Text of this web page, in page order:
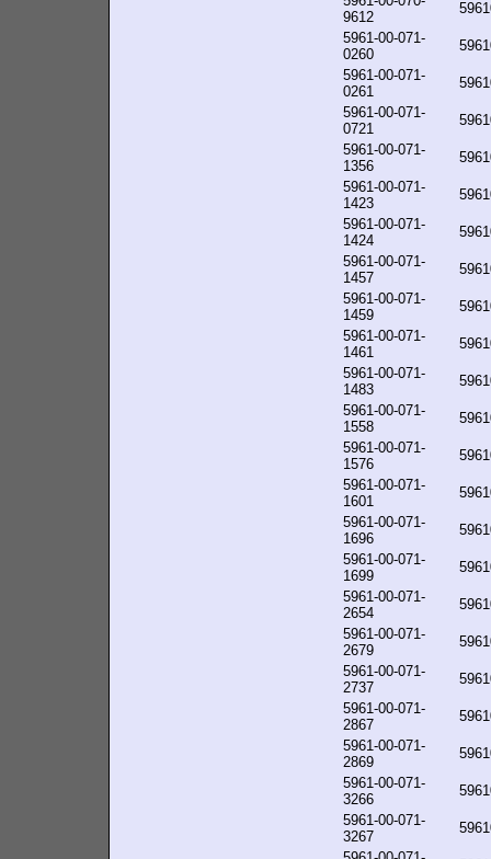
9612
5961-00-071-
0260
5961-00-071-
0261
5961-00-071-
0721
5961-00-071-
1356
5961-00-071-
1423
5961-00-071-
1424
5961-00-071-
1457
5961-00-071-
1459
5961-00-071-
1461
5961-00-071-
1483
5961-00-071-
1558
5961-00-071-
1576
5961-00-071-
1601
5961-00-071-
1696
5961-00-071-
1699
5961-00-071-
2654
5961-00-071-
2679
5961-00-071-
2737
5961-00-071-
2867
5961-00-071-
2869
5961-00-071-
3266
5961-00-071-
3267